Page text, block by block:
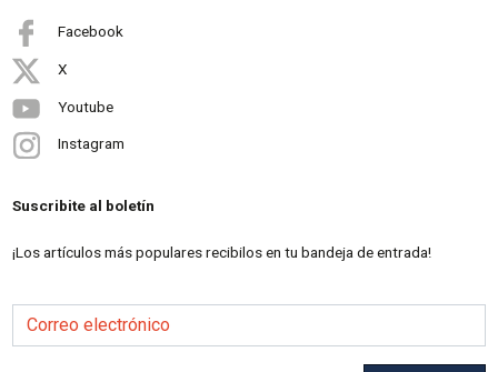
Facebook
X
Youtube
Instagram
Suscribite al boletín
¡Los artículos más populares recibilos en tu bandeja de entrada!
Correo electrónico